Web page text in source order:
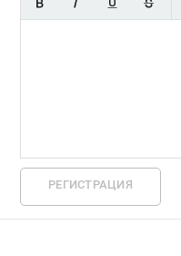
РЕГИСТРАЦИЯ